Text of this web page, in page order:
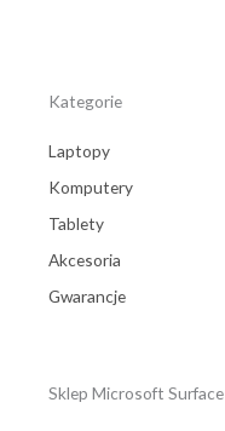
Kategorie
Laptopy
Komputery
Tablety
Akcesoria
Gwarancje
Sklep Microsoft Surface